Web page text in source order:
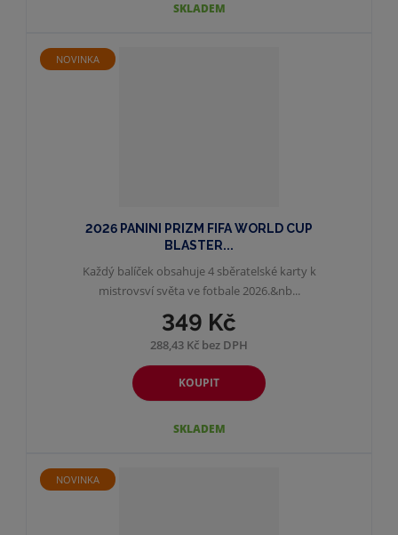
SKLADEM
NOVINKA
2026 PANINI PRIZM FIFA WORLD CUP
BLASTER...
349 Kč
288,43 Kč bez DPH
KOUPIT
SKLADEM
Každý balíček obsahuje 4 sběratelské karty k
mistrovsví světa ve fotbale 2026.&nb...
NOVINKA